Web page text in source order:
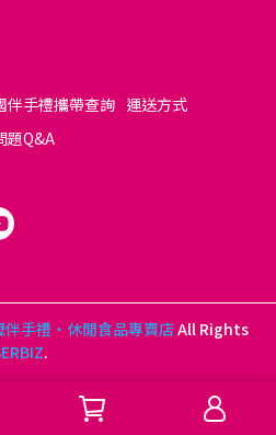
伴手禮攜帶查詢 運送方式
題Q&A
伴手禮・休閒食品專賣店All Rights
.